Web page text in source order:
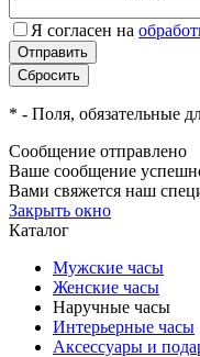
Я согласен на
* - Поля, обязательные
Сообщение отправлено
Ваше сообщение
Вами свяжется наш
Закрыть окно
Каталог
Мужские часы
Женские часы
Наручные часы
Интерьерные часы
Аксессуары и